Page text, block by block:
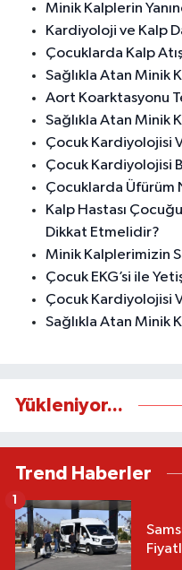
Minik Kalplerin
Kardiyoloji ve Kalp
Çocuklarda Kalp
Sağlıkla Atan Minik
Aort Koarktasyonu
Sağlıkla Atan Minik
Çocuk Kardiyolojisi
Çocuk Kardiyolojisi
Çocuklarda Üfürüm
Kalp Hastası
Dikkat Etmelidir?
Minik Kalplerimizin
Çocuk EKG’si ile
Çocuk Kardiyolojisi
Sağlıkla Atan Minik
Yükleniyor...
Trend Haberler
1